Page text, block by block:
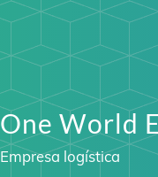
One World
Empresa logística